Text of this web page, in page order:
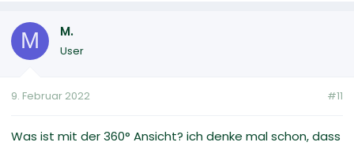
M M.
User
9. Februar 2022 #11
Was ist mit der 360° Ansicht? ich denke mal schon, dass